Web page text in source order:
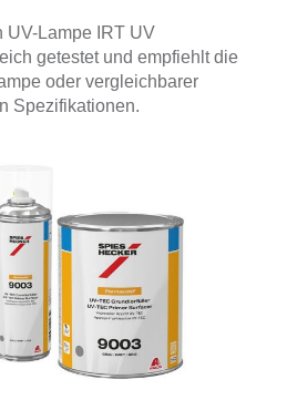
UV-Lampe IRT UV
getestet und empfiehlt die
oder vergleichbarer
Spezifikationen.